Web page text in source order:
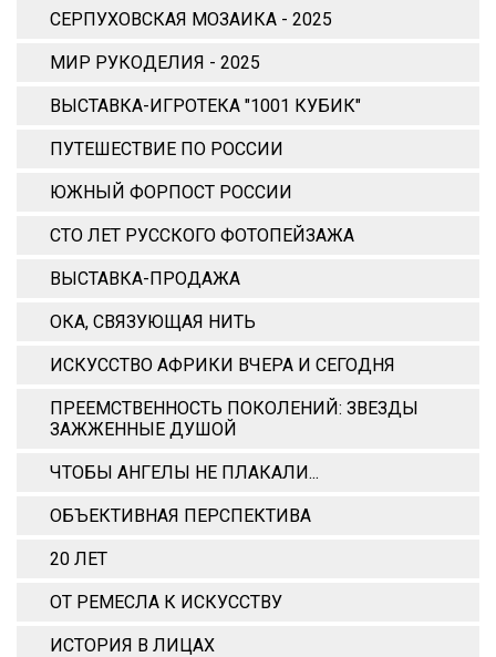
СЕРПУХОВСКАЯ МОЗАИКА - 2025
МИР РУКОДЕЛИЯ - 2025
ВЫСТАВКА-ИГРОТЕКА "1001 КУБИК"
ПУТЕШЕСТВИЕ ПО РОССИИ
ЮЖНЫЙ ФОРПОСТ РОССИИ
СТО ЛЕТ РУССКОГО ФОТОПЕЙЗАЖА
ВЫСТАВКА-ПРОДАЖА
ОКА, СВЯЗУЮЩАЯ НИТЬ
ИСКУССТВО АФРИКИ ВЧЕРА И СЕГОДНЯ
ПРЕЕМСТВЕННОСТЬ ПОКОЛЕНИЙ: ЗВЕЗДЫ
ЗАЖЖЕННЫЕ ДУШОЙ
ЧТОБЫ АНГЕЛЫ НЕ ПЛАКАЛИ...
ОБЪЕКТИВНАЯ ПЕРСПЕКТИВА
20 ЛЕТ
ОТ РЕМЕСЛА К ИСКУССТВУ
ИСТОРИЯ В ЛИЦАХ